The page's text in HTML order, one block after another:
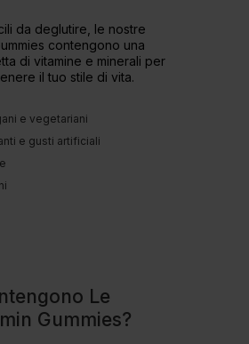
da deglutire, le nostre
contengono una
di vitamine e minerali per
il tuo stile di vita.
e vegetariani
e gusti artificiali
Le
Gummies?